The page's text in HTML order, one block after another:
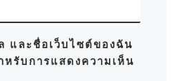
และชื่อเว็บไซต์ของฉัน
หรับการแสดงความเห็น